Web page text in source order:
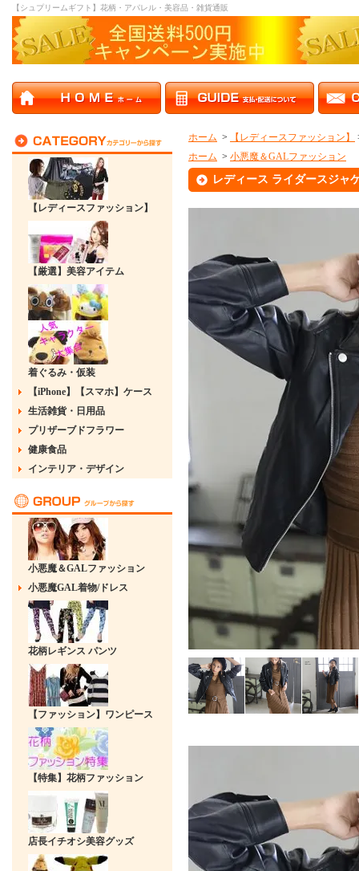
【シュプリームギフト】花柄・アパレル・美容品・雑貨通販
【レディースファッション】
【厳選】美容アイテム
着ぐるみ・仮装
【iPhone】【スマホ】ケース
生活雑貨・日用品
プリザーブドフラワー
健康食品
インテリア・デザイン
小悪魔＆GALファッション
小悪魔GAL着物/ドレス
花柄レギンス パンツ
【ファッション】ワンピース
【特集】花柄ファッション
店長イチオシ美容グッズ
ホーム > 【レディースファッション】
ホーム > 小悪魔＆GALファッション
レディース ライダースジャ